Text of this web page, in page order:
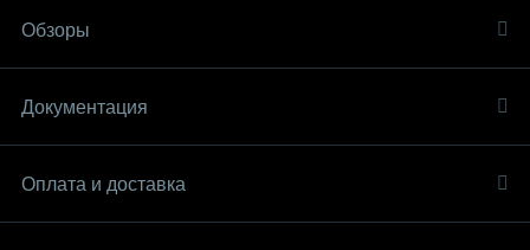
Обзоры
Документация
Оплата и доставка